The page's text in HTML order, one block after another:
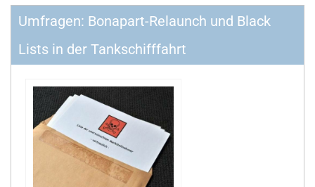
Umfragen: Bonapart-Relaunch und Black
Lists in der Tankschifffahrt